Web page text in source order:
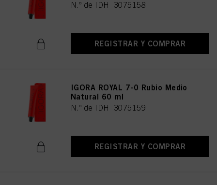
N.º de IDH 3075158
REGISTRAR Y COMPRAR
IGORA ROYAL 7-0 Rubio Medio
Natural 60 ml
N.º de IDH 3075159
REGISTRAR Y COMPRAR